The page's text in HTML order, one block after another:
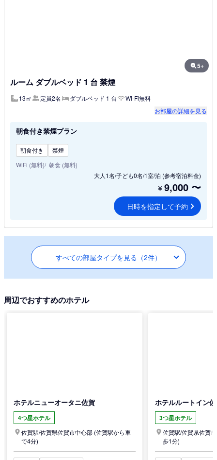
5+
ルーム ダブルベッド 1 台 禁煙
13㎡ 定員2名 ダブルベッド 1 台
Wi-Fi無料
お部屋の詳細を見る
朝食付き禁煙プラン
朝食付き
禁煙
WiFi (無料) 朝食 (無料)
大人1名/子ども0名/1室/泊 (参考宿泊料金)
¥9,000 〜
日時を指定して予約
すべての部屋タイプを見る（2件）
周辺でおすすめのホテル
ホテルニューオータニ佐賀
4つ星ホテル
佐賀駅/佐賀県佐賀市中心部 (佐賀駅から車
で4分)
ホテルルートイン
3つ星ホテル
佐賀駅/佐賀県佐賀
歩1分)